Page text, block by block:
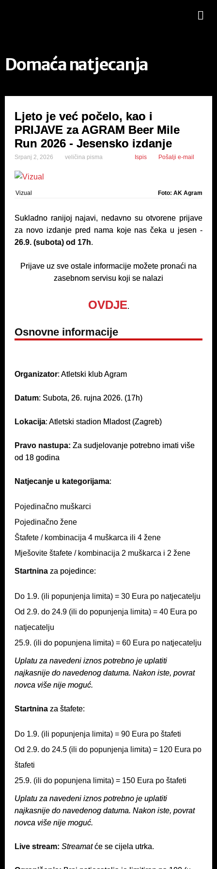
Domaća natjecanja
Ljeto je već počelo, kao i
PRIJAVE za AGRAM Beer Mile
Run 2026 - Jesensko izdanje
Srpanj 2, 2026 veličina pisma Ispis Pošalji e-mail
Foto: AK Agram
Vizual
Sukladno ranijoj najavi, nedavno su otvorene prijave
za novo izdanje pred nama koje nas čeka u jesen -
26.9. (subota) od 17h.
Prijave uz sve ostale informacije možete pronaći na
zasebnom servisu koji se nalazi
OVDJE.
Osnovne informacije
Organizator: Atletski klub Agram
Datum: Subota, 26. rujna 2026. (17h)
Lokacija: Atletski stadion Mladost (Zagreb)
Pravo nastupa: Za sudjelovanje potrebno imati više
od 18 godina
Natjecanje u kategorijama:
Pojedinačno muškarci
Pojedinačno žene
Štafete / kombinacija 4 muškarca ili 4 žene
Mješovite štafete / kombinacija 2 muškarca i 2 žene
Startnina za pojedince:
Do 1.9. (ili popunjenja limita) = 30 Eura po natjecatelju
Od 2.9. do 24.9 (ili do popunjenja limita) = 40 Eura po
natjecatelju
25.9. (ili do popunjena limita) = 60 Eura po natjecatelju
Uplatu za navedeni iznos potrebno je uplatiti
najkasnije do navedenog datuma. Nakon iste, povrat
novca više nije moguć.
Startnina za štafete:
Do 1.9. (ili popunjenja limita) = 90 Eura po štafeti
Od 2.9. do 24.5 (ili do popunjenja limita) = 120 Eura po
štafeti
25.9. (ili do popunjena limita) = 150 Eura po štafeti
Uplatu za navedeni iznos potrebno je uplatiti
najkasnije do navedenog datuma. Nakon iste, povrat
novca više nije moguć.
Live stream: Streamatće se cijela utrka.